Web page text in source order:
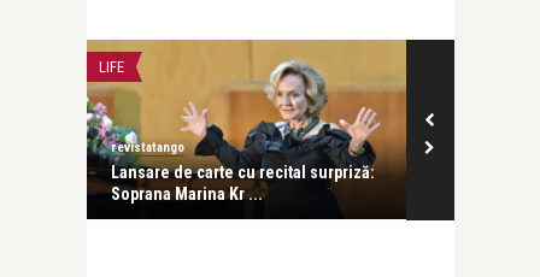
LIFE
revistatango
Lansare de carte cu recital surpriză:
Soprana Marina Kr ...